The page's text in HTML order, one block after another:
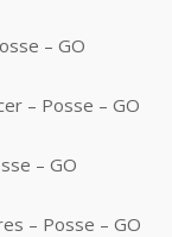
– GO
– Posse – GO
– GO
– Posse – GO